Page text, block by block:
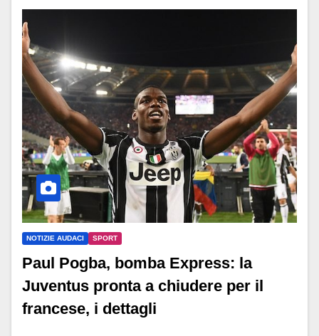
NOTIZIE AUDACI SPORT
Paul Pogba, bomba Express: la
Juventus pronta a chiudere per il
francese, i dettagli